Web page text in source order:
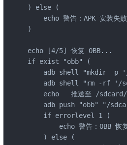
) else (
echo 警告：APK 安装失败
)
echo [4/5] 恢复 OBB...
if exist "obb" (
adb shell "mkdir -p
adb shell "rm -rf '/
echo   推送至 /
adb push "obb" "/
    if errorlevel 1 (
echo 警告：OBB 恢复
    ) else (